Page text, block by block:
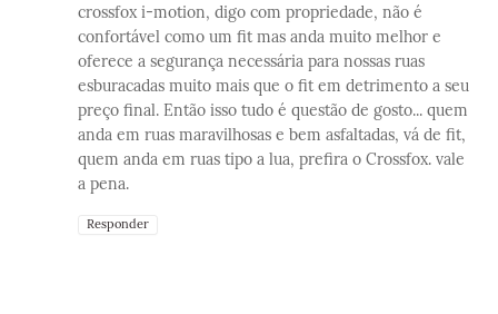
crossfox i-motion, digo com propriedade, não é
confortável como um fit mas anda muito melhor e
oferece a segurança necessária para nossas ruas
esburacadas muito mais que o fit em detrimento a seu
preço final. Então isso tudo é questão de gosto... quem
anda em ruas maravilhosas e bem asfaltadas, vá de fit,
quem anda em ruas tipo a lua, prefira o Crossfox. vale
a pena.
Responder